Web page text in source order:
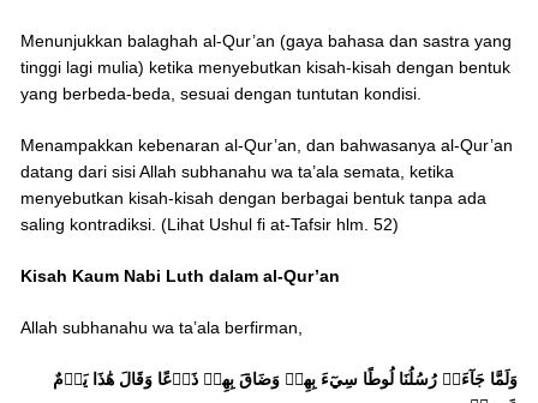
Menunjukkan balaghah al-Qur’an (gaya bahasa dan sastra yang
tinggi lagi mulia) ketika menyebutkan kisah-kisah dengan bentuk
yang berbeda-beda, sesuai dengan tuntutan kondisi.
Menampakkan kebenaran al-Qur’an, dan bahwasanya al-Qur’an
datang dari sisi Allah subhanahu wa ta’ala semata, ketika
menyebutkan kisah-kisah dengan berbagai bentuk tanpa ada
saling kontradiksi. (Lihat Ushul fi at-Tafsir hlm. 52)
Kisah Kaum Nabi Luth dalam al-Qur’an
Allah subhanahu wa ta’ala berfirman,
وَلَمَّا جَآءَتۡ رُسُلُنَا لُوطًا سِيٓءَ بِهِمۡ وَضَاقَ بِهِمۡ ذَرۡعًا وَقَالَ هَٰذَا يَوۡمٌ